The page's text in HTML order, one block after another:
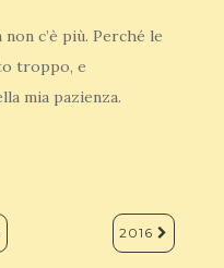
c’è più. Perché le
troppo, e
mia pazienza.
2016